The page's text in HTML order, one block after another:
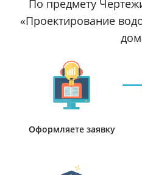
По предмету
«Проектирование
Оформляете заявку